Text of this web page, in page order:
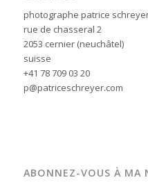
photographe patrice
rue de chasseral 2
2053 cernier (neuchâtel)
suisse
+41 78 709 03 20
p@patriceschreyer.com
ABONNEZ-VOUS À MA